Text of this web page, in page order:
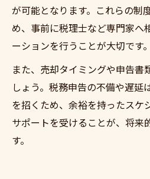
が可能となります。これらの制
め、事前に税理士など専門家へ
ーションを行うことが大切です。
また、売却タイミングや申告書
しょう。税務申告の不備や遅延
を招くため、余裕を持ったスケ
サポートを受けることが、将来
す。